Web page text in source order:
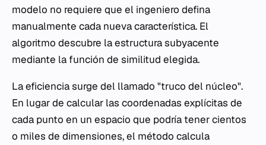
modelo no requiere que el ingeniero defina
manualmente cada nueva característica. El
algoritmo descubre la estructura subyacente
mediante la función de similitud elegida.
La eficiencia surge del llamado "truco del núcleo".
En lugar de calcular las coordenadas explícitas de
cada punto en un espacio que podría tener cientos
o miles de dimensiones, el método calcula